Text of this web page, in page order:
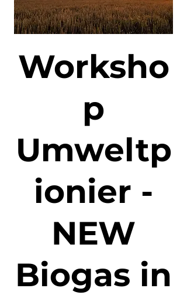
Worksho
p
Umweltp
ionier -
NEW
Biogas in